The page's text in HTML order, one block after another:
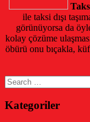
ile taksi dışı
görünüyorsa da
kolay çözüme
öbürü onu bıçakla,
Search
for:
Kategoriler